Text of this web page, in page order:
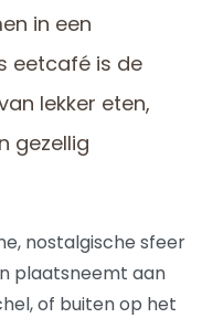
in een
eetcafé is de
lekker eten,
gezellig
nostalgische sfeer
plaatsneemt aan
of buiten op het